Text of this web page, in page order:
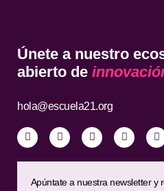
Únete a nuestro
abierto de
hola@escuela21.org
Apúntate a nuestra newsletter y